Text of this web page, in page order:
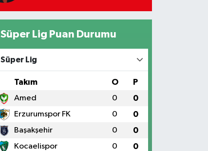
Süper Lig Puan Durumu
Süper Lig
Takım O P
Amed 0 0
Erzurumspor FK 0 0
Başakşehir 0 0
Kocaelispor 0 0